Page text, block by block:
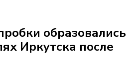
образовались
Иркутска после